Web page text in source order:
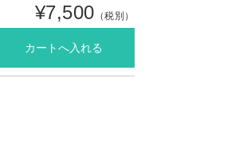
¥7,500 （税別）